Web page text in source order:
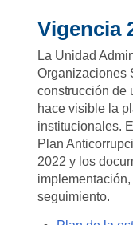
Vigencia
La Unidad
Organizaciones
construcción de
hace visible la
institucionales.
Plan
2022 y los
seguimiento.